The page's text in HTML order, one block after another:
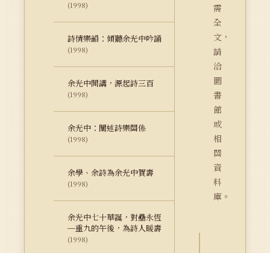
(1998)
詩情樂韻：傾聽余光中吟誦
(1998)
余光中開講，源起詩三百
(1998)
余光中：闡述詩樂關係
(1998)
余學、余詩為余光中賀壽
(1998)
余光中七十華誕，對壘永恆
─重九的午後，為詩人暖壽
(1998)
需
全
文，
請
洽
圖
書
館
或
相
關
資
料
庫。